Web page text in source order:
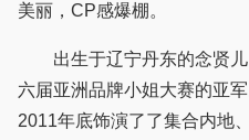
美丽，CP感爆棚。
出生于辽宁丹东的念贤儿
六届亚洲品牌小姐大赛的亚
2011年底饰演了了集合内地